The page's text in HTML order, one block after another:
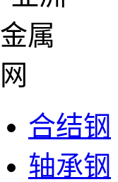
合结钢
轴承钢